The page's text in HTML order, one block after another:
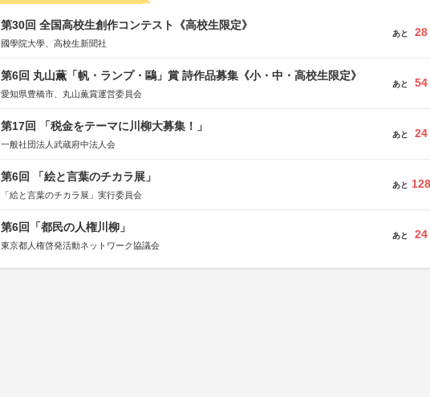
第30回 全国高校生創作コンテスト《高校生限定》
國學院大學、高校生新聞社
あと 28
第6回 丸山薫「帆・ランプ・鷗」賞 詩作品募集《小・中・高校生限定》
愛知県豊橋市、丸山薫賞運営委員会
あと 54
第17回 「税金をテーマに川柳大募集！」
一般社団法人武蔵府中法人会
あと 24
第6回 「絵と言葉のチカラ展」
「絵と言葉のチカラ展」実行委員会
あと 128
第6回「都民の人権川柳」
東京都人権啓発活動ネットワーク協議会
あと 24